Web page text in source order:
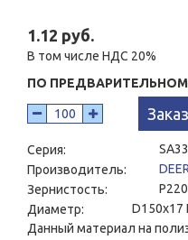
1.12 руб.
В том числе НДС 20%
ПО
Серия:
Производитель:
Зернистость:
P220
Диаметр:
D150x17
Данный материал на